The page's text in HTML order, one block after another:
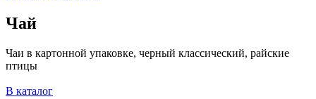
Чай
Чаи в картонной упаковке, черный классический, райские
птицы
В каталог